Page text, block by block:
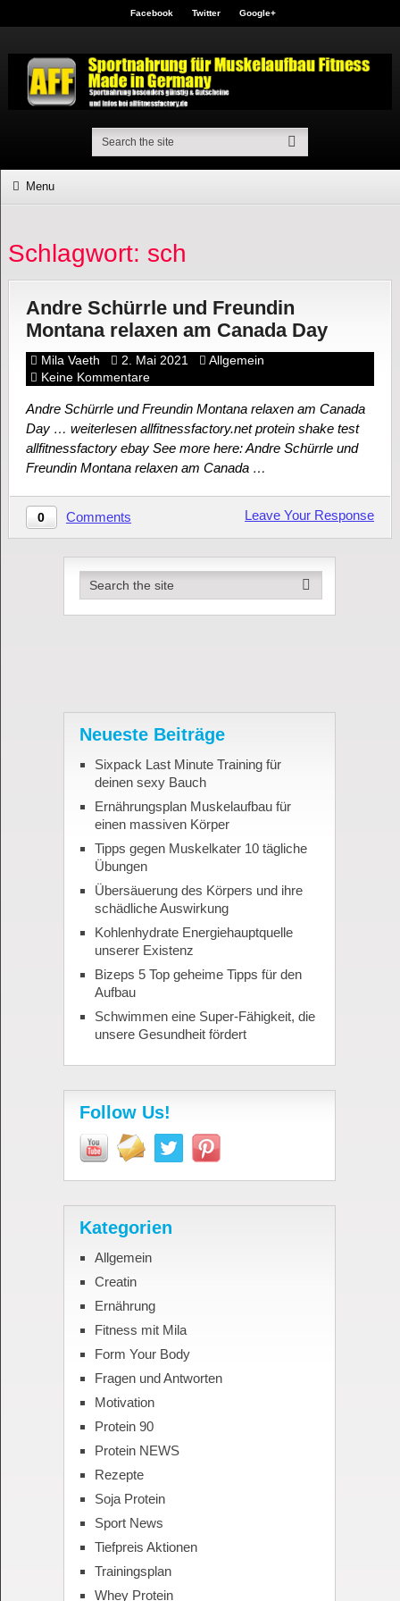
Facebook Twitter Google+
Menu
Schlagwort: sch
Andre Schürrle und Freundin
Montana relaxen am Canada Day
Mila Vaeth 2. Mai 2021
Allgemein
Keine Kommentare
Andre Schürrle und Freundin Montana relaxen am Canada
Day … weiterlesen allfitnessfactory.net protein shake test
allfitnessfactory ebay See more here: Andre Schürrle und
Freundin Montana relaxen am Canada …
0 Comments Leave Your Response
Neueste Beiträge
Sixpack Last Minute Training für
deinen sexy Bauch
Ernährungsplan Muskelaufbau für
einen massiven Körper
Tipps gegen Muskelkater 10 tägliche
Übungen
Übersäuerung des Körpers und ihre
schädliche Auswirkung
Kohlenhydrate Energiehauptquelle
unserer Existenz
Bizeps 5 Top geheime Tipps für den
Aufbau
Schwimmen eine Super-Fähigkeit, die
unsere Gesundheit fördert
Follow Us!
Kategorien
Allgemein
Creatin
Ernährung
Fitness mit Mila
Form Your Body
Fragen und Antworten
Motivation
Protein 90
Protein NEWS
Rezepte
Soja Protein
Sport News
Tiefpreis Aktionen
Trainingsplan
Whey Protein